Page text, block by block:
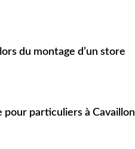
du montage d’un store
pour particuliers à Cavaillon